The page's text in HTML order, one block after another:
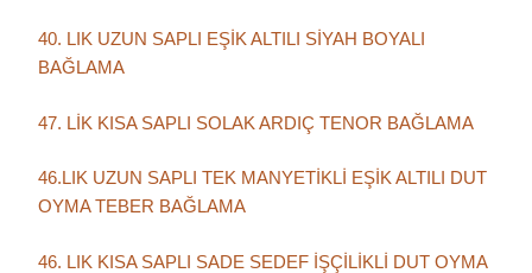
40. LIK UZUN SAPLI EŞİK ALTILI SİYAH BOYALI
BAĞLAMA
47. LİK KISA SAPLI SOLAK ARDIÇ TENOR BAĞLAMA
46.LIK UZUN SAPLI TEK MANYETİKLİ EŞİK ALTILI DUT
OYMA TEBER BAĞLAMA
46. LIK KISA SAPLI SADE SEDEF İŞÇİLİKLİ DUT OYMA